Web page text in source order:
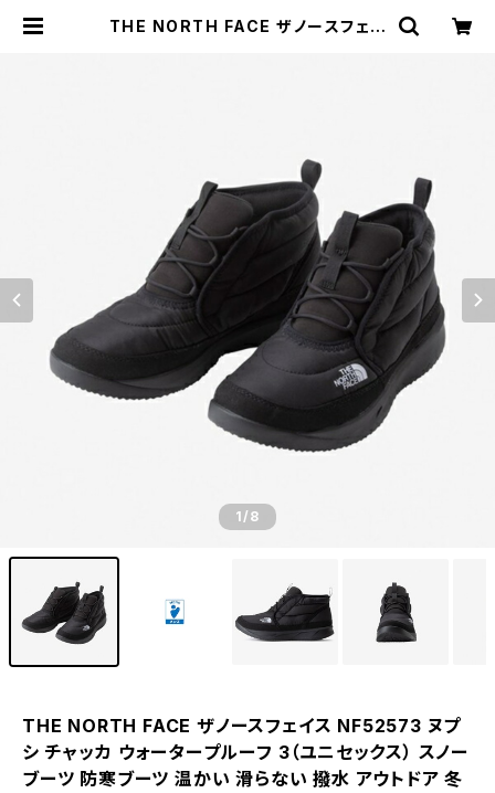
THE NORTH FACE ザノースフェイ
1/8
THE NORTH FACE ザノースフェイス NF52573 ヌプ
シ チャッカ ウォータープルーフ 3（ユニセックス） スノー
ブーツ 防寒ブーツ 温かい 滑らない 撥水 アウトドア 冬